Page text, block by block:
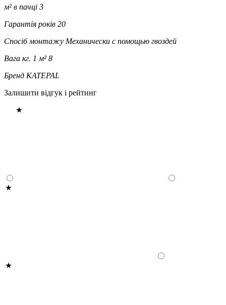
м² в пачці 3
Гарантія років 20
Спосіб монтажу Механически с помощью гвоздей
Вага кг. 1 м² 8
Бренд KATEPAL
Залишити відгук і рейтинг